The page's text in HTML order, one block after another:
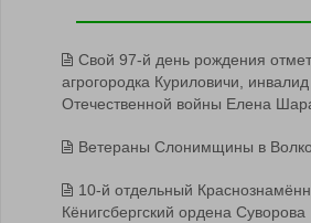
Свой 97-й день рождения
агрогородка Куриловичи,
Отечественной войны Елена
Ветераны Слонимщины в
10-й отдельный
Кёнигсбергский ордена Суворова